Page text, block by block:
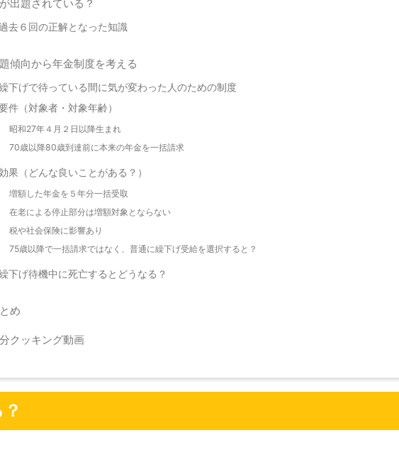
出題されている？
去６回の正解となった知識
傾向から年金制度を考える
下げで待っている間に気が変わった人のための制度
件（対象者・対象年齢）
昭和27年４月２日以降生まれ
70歳以降80歳到達前に本来の年金を一括請求
果（どんな良いことがある？）
増額した年金を５年分一括受取
在老による停止部分は増額対象とならない
税や社会保険に影響あり
75歳以降で一括請求ではなく、普通に繰下げ受給を選択すると？
下げ待機中に死亡するとどうなる？
め
クッキング動画